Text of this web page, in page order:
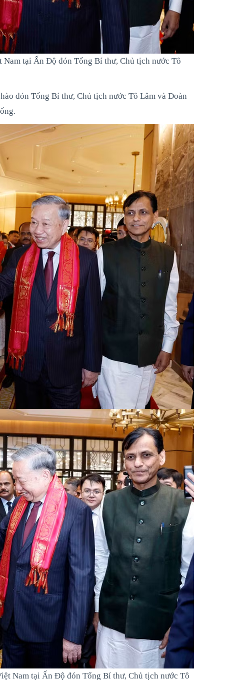
tại Ấn Độ đón Tổng Bí thư, Chủ tịch nước Tô
đón Tổng Bí thư, Chủ tịch nước Tô Lâm và Đoàn
Nam tại Ấn Độ đón Tổng Bí thư, Chủ tịch nước Tô